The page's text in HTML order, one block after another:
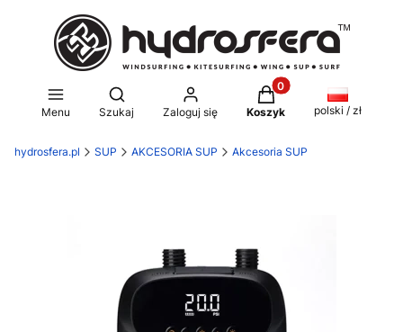
Menu
Otwórz wyszukiwarkę
Szukaj Zaloguj się
Produkty w koszyku:
Koszyk polski / zł
hydrosfera.pl SUP AKCESORIA SUP Akcesoria SUP